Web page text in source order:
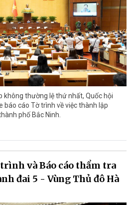
không thường lệ thứ nhất, Quốc hội
báo cáo Tờ trình về việc thành lập
phố Bắc Ninh.
và Báo cáo thẩm tra
đai 5 - Vùng Thủ đô Hà